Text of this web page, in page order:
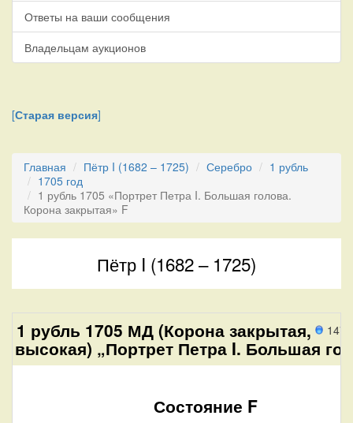
Ответы на ваши сообщения
Владельцам аукционов
[Старая версия]
Главная Пётр I (1682 – 1725) Серебро
1 рубль
1705 год
1 рубль 1705 «Портрет Петра I. Большая голова.
Корона закрытая» F
Пётр I (1682 – 1725)
147
1 рубль 1705 МД (Корона закрытая,
высокая) „Портрет Петра I. Большая
Состояние F